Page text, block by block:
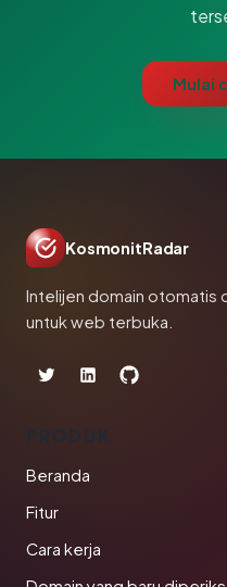
Mulai
KosmonitRadar
Intelijen domain otomatis
untuk web terbuka.
PRODUK
Beranda
Fitur
Cara kerja